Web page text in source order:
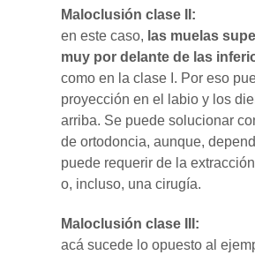
Maloclusión clase II:
en este caso, las muelas
muy por delante de las
como en la clase I. Por eso
proyección en el labio y los
arriba. Se puede solucionar
de ortodoncia, aunque,
puede requerir de la
o, incluso, una cirugía.
Maloclusión clase III:
acá sucede lo opuesto al